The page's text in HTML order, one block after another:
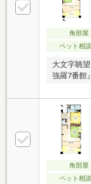
角部屋
ペット相
大文字眺
強羅7番館
しました
気の良い
す。強羅
置してい
少ないも
ど、お気
角部屋
ペット相